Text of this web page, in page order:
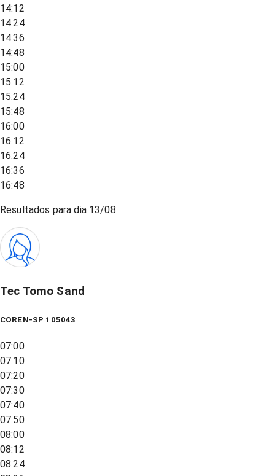
14:12
14:24
14:36
14:48
15:00
15:12
15:24
15:48
16:00
16:12
16:24
16:36
16:48
Resultados para dia 13/08
Tec Tomo Sand
COREN-SP 105043
07:00
07:10
07:20
07:30
07:40
07:50
08:00
08:12
08:24